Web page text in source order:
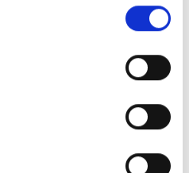
i reklamacji